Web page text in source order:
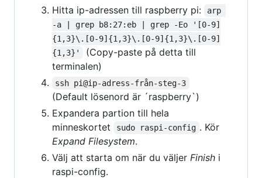
Hitta ip-adressen till raspberry pi:
arp
-a | grep b8:27:eb | grep -Eo '[0-9]
{1,3}\.[0-9]{1,3}\.[0-9]{1,3}\.[0-9]
{1,3}'
(Copy-paste på detta till
terminalen)
ssh pi@ip-adress-från-steg-3
(Default lösenord är ´raspberry`)
Expandera partion till hela
minneskortet
sudo raspi-config . Kör
Expand Filesystem.
Välj att starta om när du väljer Finish i
raspi-config.